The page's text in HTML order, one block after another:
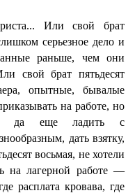
Или свой брат
серьезное дело и
раньше, чем они
свой брат пятьдесят
опытные, бывалые
на работе, но
да еще ладить с
дать взятку,
восьмая, не хотели
на лагерной работе —
расплата кровава, где